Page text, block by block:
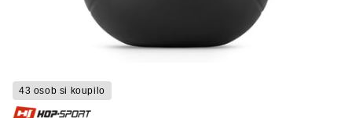
43 osob si koupilo